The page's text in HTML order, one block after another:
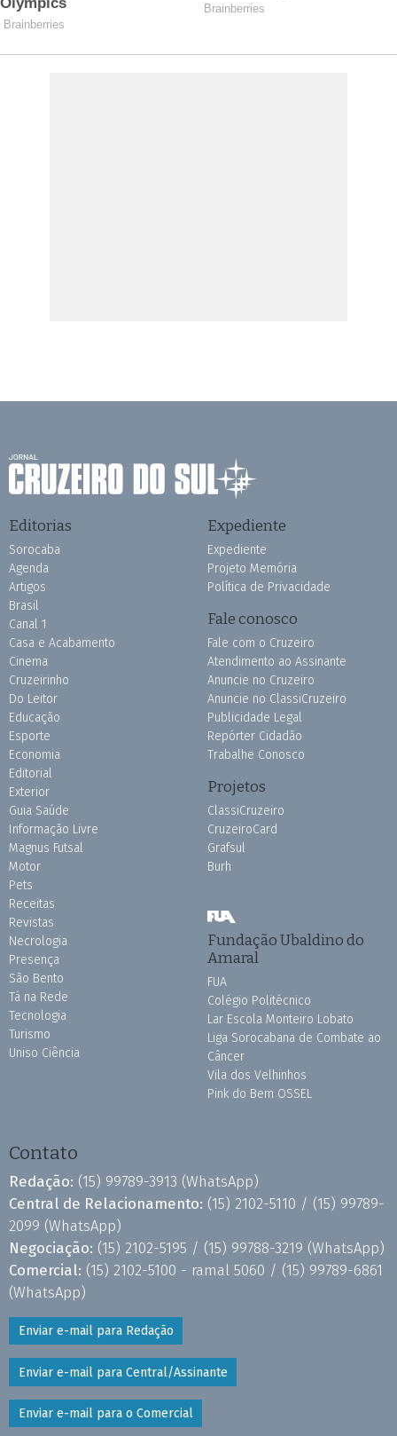
Editorias
Sorocaba
Agenda
Artigos
Brasil
Canal 1
Casa e Acabamento
Cinema
Cruzeirinho
Do Leitor
Educação
Esporte
Economia
Editorial
Exterior
Guia Saúde
Informação Livre
Magnus Futsal
Motor
Pets
Receitas
Revistas
Necrologia
Presença
São Bento
Tá na Rede
Tecnologia
Turismo
Uniso Ciência
Expediente
Expediente
Projeto Memória
Política de Privacidade
Fale conosco
Fale com o Cruzeiro
Atendimento ao Assinante
Anuncie no Cruzeiro
Anuncie no ClassiCruzeiro
Publicidade Legal
Repórter Cidadão
Trabalhe Conosco
Projetos
ClassiCruzeiro
CruzeiroCard
Grafsul
Burh
Fundação Ubaldino do
Amaral
FUA
Colégio Politécnico
Lar Escola Monteiro Lobato
Liga Sorocabana de Combate ao
Câncer
Vila dos Velhinhos
Pink do Bem OSSEL
Contato
Redação: (15) 99789-3913 (WhatsApp)
Central de Relacionamento: (15) 2102-5110 / (15) 99789-
2099 (WhatsApp)
Negociação: (15) 2102-5195 / (15) 99788-3219 (WhatsApp)
Comercial: (15) 2102-5100 - ramal 5060 / (15) 99789-6861
(WhatsApp)
Enviar e-mail para Redação
Enviar e-mail para Central/Assinante
Enviar e-mail para o Comercial